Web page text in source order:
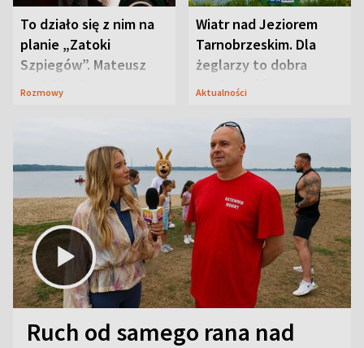
To działo się z nim na
planie „Zatoki
Szpiegów”. Mateusz
Janicki odsłonił
Rozmowy
Wiatr nad Jeziorem
Tarnobrzeskim. Dla
żeglarzy to dobra
wiadomość
Aktualności
Ruch od samego rana nad